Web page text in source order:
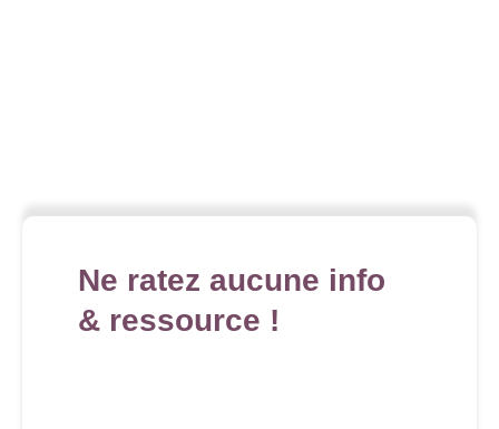
Ne ratez aucune info
& ressource !